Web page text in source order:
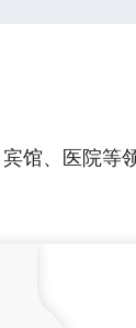
馆、医院等